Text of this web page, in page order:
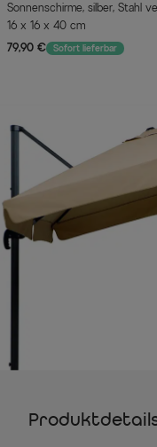
Sonnenschirme, silber, Stahl
16 x 16 x 40 cm
79,90 €
Sofort lieferbar